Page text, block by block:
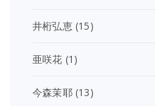
井桁弘恵(15)
亜咲花 (1)
今森茉耶(13)